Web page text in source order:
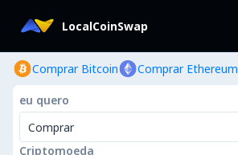
LocalCoinSwap
Comprar Bitcoin Comprar Ethereum
eu quero
Comprar
Criptomoeda